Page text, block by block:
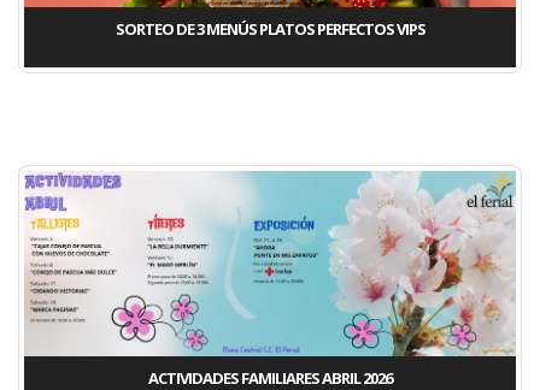
SORTEO DE 3 MENÚS PLATOS PERFECTOS VIPS
ACTIVIDADES FAMILIARES ABRIL 2026